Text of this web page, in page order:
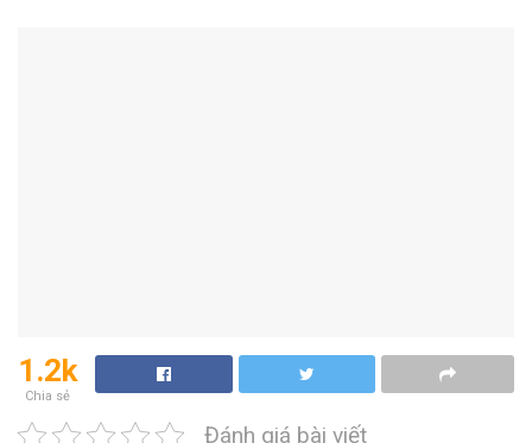
1.2k
Chia sẻ
Đánh giá bài viết